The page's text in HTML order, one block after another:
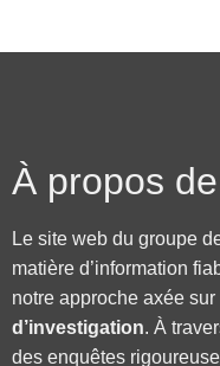
À propos
Le site web du groupe
matière d’information
notre approche axée sur
d’investigation. À
des enquêtes